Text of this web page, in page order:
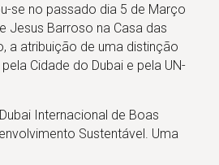
se no passado dia 5 de Março
Jesus Barroso na Casa das
a atribuição de uma distinção
Cidade do Dubai e pela UN-
Internacional de Boas
Sustentável. Uma